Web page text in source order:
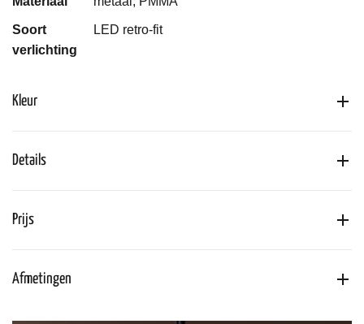
Soort
verlichting
LED retro-fit
Kleur
Details
Prijs
Afmetingen